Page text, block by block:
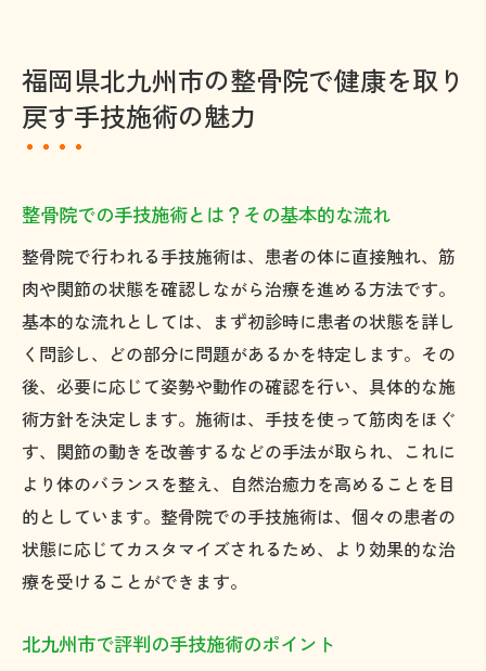
リラクゼーションと治療の融合を体感する
方法
かす方法
良い整骨院を見つけるためのチェックポイ
ント
口コミで人気の整骨院を選ぶ際の注意点
北九州市の整骨院での施術を最大限に活か
施術前後のケアがもたらす効果的な結果
整骨院での施術の効果を長持ちさせるため
に
地元で評判の整骨院の特徴と選び方
北九州市の整骨院手技施術がもたらす健康の秘
整骨院手技施術で改善できる症状とは？
福岡県北九州市の整骨院で健康を取り
戻す手技施術の魅力
整骨院での手技施術とは？その基本的な流れ
整骨院で行われる手技施術は、患者の体に直接触れ、筋
肉や関節の状態を確認しながら治療を進める方法です。
基本的な流れとしては、まず初診時に患者の状態を詳し
く問診し、どの部分に問題があるかを特定します。その
後、必要に応じて姿勢や動作の確認を行い、具体的な施
術方針を決定します。施術は、手技を使って筋肉をほぐ
す、関節の動きを改善するなどの手法が取られ、これに
より体のバランスを整え、自然治癒力を高めることを目
的としています。整骨院での手技施術は、個々の患者の
状態に応じてカスタマイズされるため、より効果的な治
療を受けることができます。
北九州市で評判の手技施術のポイント